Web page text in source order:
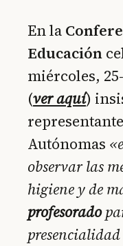
En la
Educación
miércoles,
(ver aquí)
Autónomas
observar las
higiene y de
profesorado